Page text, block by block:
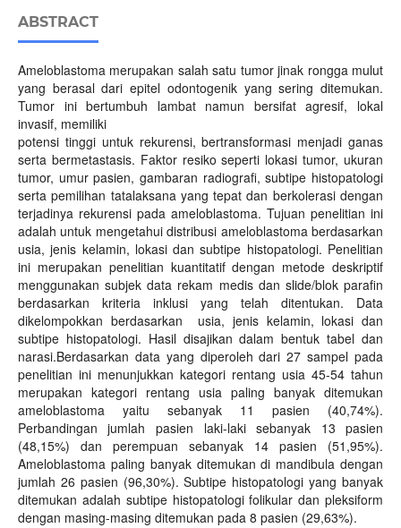
ABSTRACT
Ameloblastoma merupakan salah satu tumor jinak rongga mulut
yang berasal dari epitel odontogenik yang sering ditemukan.
Tumor ini bertumbuh lambat namun bersifat agresif, lokal
invasif, memiliki
potensi tinggi untuk rekurensi, bertransformasi menjadi ganas
serta bermetastasis. Faktor resiko seperti lokasi tumor, ukuran
tumor, umur pasien, gambaran radiografi, subtipe histopatologi
serta pemilihan tatalaksana yang tepat dan berkolerasi dengan
terjadinya rekurensi pada ameloblastoma. Tujuan penelitian ini
adalah untuk mengetahui distribusi ameloblastoma berdasarkan
usia, jenis kelamin, lokasi dan subtipe histopatologi. Penelitian
ini merupakan penelitian kuantitatif dengan metode deskriptif
menggunakan subjek data rekam medis dan slide/blok parafin
berdasarkan kriteria inklusi yang telah ditentukan. Data
dikelompokkan berdasarkan usia, jenis kelamin, lokasi dan
subtipe histopatologi. Hasil disajikan dalam bentuk tabel dan
narasi.Berdasarkan data yang diperoleh dari 27 sampel pada
penelitian ini menunjukkan kategori rentang usia 45-54 tahun
merupakan kategori rentang usia paling banyak ditemukan
ameloblastoma yaitu sebanyak 11 pasien (40,74%).
Perbandingan jumlah pasien laki-laki sebanyak 13 pasien
(48,15%) dan perempuan sebanyak 14 pasien (51,95%).
Ameloblastoma paling banyak ditemukan di mandibula dengan
jumlah 26 pasien (96,30%). Subtipe histopatologi yang banyak
ditemukan adalah subtipe histopatologi folikular dan pleksiform
dengan masing-masing ditemukan pada 8 pasien (29,63%).